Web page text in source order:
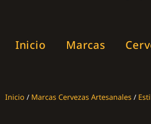
Inicio Marcas
Inicio / Marcas Cervezas Artesanales /